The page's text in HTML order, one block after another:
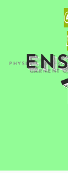
PHYSICAL
GARMENT